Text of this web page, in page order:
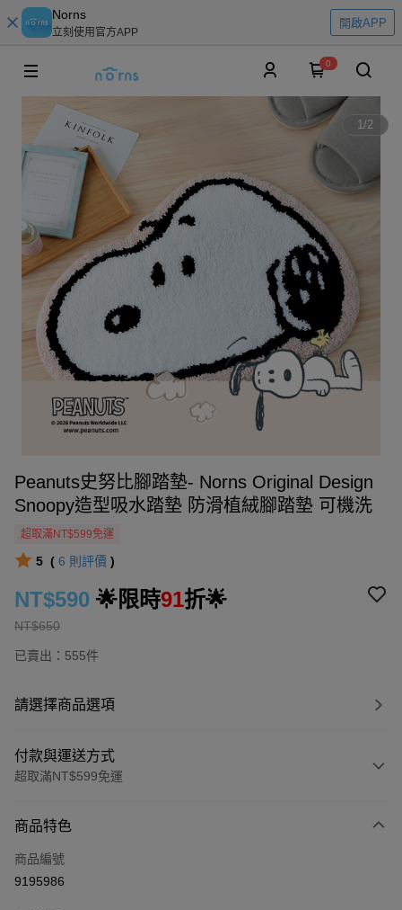
Norns
立刻使用官方APP
開啟APP
0
1/2
Peanuts史努比腳踏墊- Norns Original Design
Snoopy造型吸水踏墊 防滑植絨腳踏墊 可機洗
超取滿NT$599免運
5 ( 6 則評價 )
NT$650
NT$590 🌟限時91折🌟
已賣出：555件
請選擇商品選項
付款與運送方式
超取滿NT$599免運
信用卡一次付款
信用卡分期付款
商品特色
商品編號
9195986